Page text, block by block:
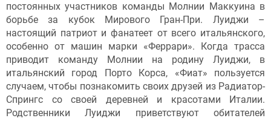
постоянных участников команды Молнии Маккуина в
борьбе за кубок Мирового Гран-При. Луиджи –
настоящий патриот и фанатеет от всего итальянского,
особенно от машин марки «Феррари». Когда трасса
приводит команду Молнии на родину Луиджи, в
итальянский город Порто Корса, «Фиат» пользуется
случаем, чтобы познакомить своих друзей из Радиатор-
Спрингс со своей деревней и красотами Италии.
Родственники Луиджи приветствуют обитателей